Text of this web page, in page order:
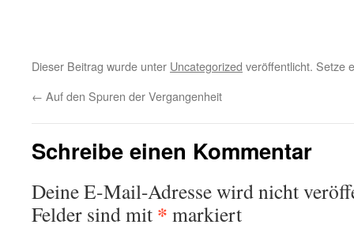
Dieser Beitrag wurde unter Uncategorized veröffentlicht. Setze
← Auf den Spuren der Vergangenheit
Schreibe einen Kommentar
Deine E-Mail-Adresse wird nicht
Felder sind mit * markiert